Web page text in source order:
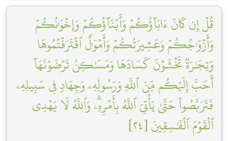
قُلۡ إِن كَانَ ءَابَآؤُكُمۡ وَأَبۡنَآؤُكُمۡ وَإِخۡوَٰنُكُمۡ
وَأَزۡوَٰجُكُمۡ وَعَشِيرَتُكُمۡ وَأَمۡوَٰلٌ ٱقۡتَرَفۡتُمُوهَا
وَتِجَٰرَةٞ تَخۡشَوۡنَ كَسَادَهَا وَمَسَٰكِنُ تَرۡضَوۡنَهَآ
أَحَبَّ إِلَيۡكُم مِّنَ ٱللَّهِ وَرَسُولِهِۦ وَجِهَادٖ فِي سَبِيلِهِۦ
فَتَرَبَّصُواْ حَتَّىٰ يَأۡتِيَ ٱللَّهُ بِأَمۡرِهِۦۗ وَٱللَّهُ لَا يَهۡدِي
ٱلۡقَوۡمَ ٱلۡفَٰسِقِينَ [٢٤]